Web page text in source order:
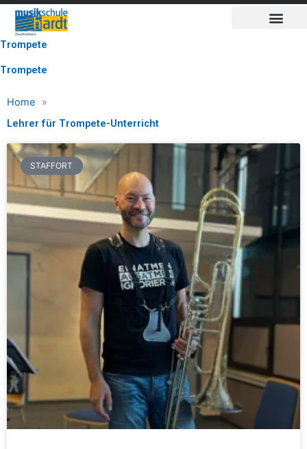
springen
Zum
Inhalt
springen
Trompete
Trompete
Home
»
Lehrer für Trompete-Unterricht
STAFFORT